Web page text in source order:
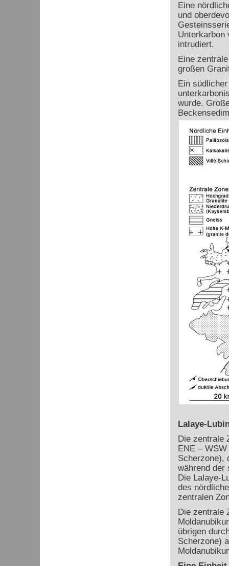
Eine
und
Unterkarbon
intrudiert.
Eine
großen
Ein
wurde.
Lalaye-
Die zentrale
ENE –
Scherzone),
während der
Die Lalaye-
des
zentralen
Die zentrale
übrigen
Scherzone)